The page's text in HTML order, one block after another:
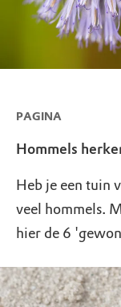
PAGINA
Hommels
Heb je een tuin
veel hommels.
hier de 6